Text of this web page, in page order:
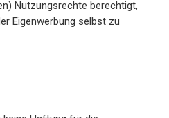
Nutzungsrechte berechtigt,
Eigenwerbung selbst zu